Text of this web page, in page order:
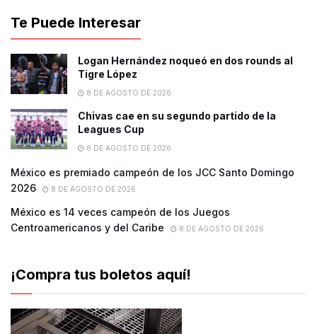
Te Puede Interesar
Logan Hernández noqueó en dos rounds al
Tigre López
8 DE AGOSTO DE 2026
Chivas cae en su segundo partido de la
Leagues Cup
8 DE AGOSTO DE 2026
México es premiado campeón de los JCC Santo Domingo
2026
8 DE AGOSTO DE 2026
México es 14 veces campeón de los Juegos
Centroamericanos y del Caribe
8 DE AGOSTO DE 2026
¡Compra tus boletos aquí!